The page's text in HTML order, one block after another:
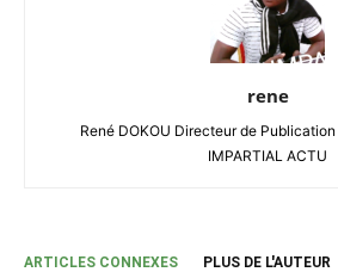
rene
René DOKOU Directeur de
IMPARTIAL ACTU
ARTICLES CONNEXES PLUS DE L'AUTEUR